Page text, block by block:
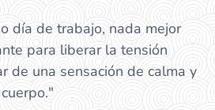
día de trabajo, nada mejor
para liberar la tensión
de una sensación de calma y